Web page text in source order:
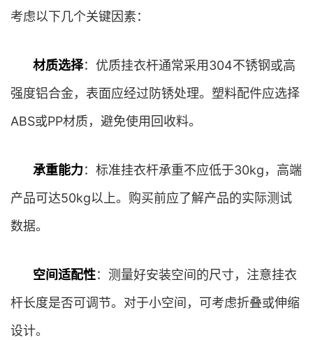
考虑以下几个关键因素：
材质选择：优质挂衣杆通常采用304不锈钢或高
强度铝合金，表面应经过防锈处理。塑料配件应选择
ABS或PP材质，避免使用回收料。
承重能力：标准挂衣杆承重不应低于30kg，高端
产品可达50kg以上。购买前应了解产品的实际测试
数据。
空间适配性：测量好安装空间的尺寸，注意挂衣
杆长度是否可调节。对于小空间，可考虑折叠或伸缩
设计。